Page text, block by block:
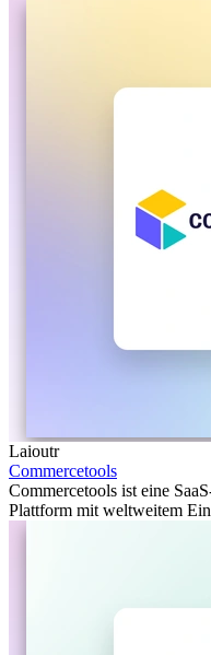
Laioutr
Commercetools
Commercetools ist eine
Plattform mit weltweitem